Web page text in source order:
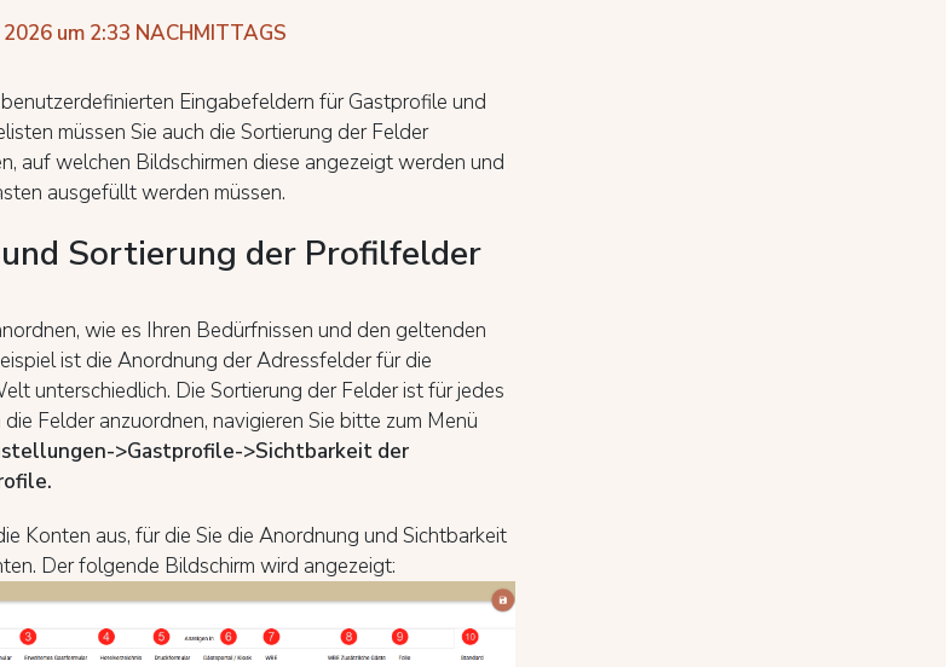
um 2:33 NACHMITTAGS
Eingabefeldern für Gastprofile und
müssen Sie auch die Sortierung der Felder
auf welchen Bildschirmen diese angezeigt werden und
ausgefüllt werden müssen.
Sortierung der Profilfelder
wie es Ihren Bedürfnissen und den geltenden
ist die Anordnung der Adressfelder für die
unterschiedlich. Die Sortierung der Felder ist für jedes
Felder anzuordnen, navigieren Sie bitte zum Menü
>Gastprofile->Sichtbarkeit der
Konten aus, für die Sie die Anordnung und Sichtbarkeit
Der folgende Bildschirm wird angezeigt: